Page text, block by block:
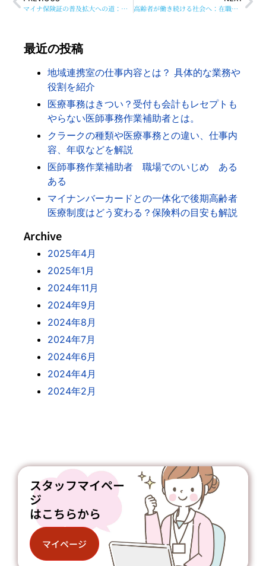
マイナ保険証の普及拡大への道：現場からの視点と課題 高齢者が働き続ける社会へ：在職老齢年金制度の見直しと高齢社会対策
最近の投稿
地域連携室の仕事内容とは？ 具体的な業務や
役割を紹介
医療事務はきつい？受付も会計もレセプトも
やらない医師事務作業補助者とは。
クラークの種類や医療事務との違い、仕事内
容、年収などを解説
医師事務作業補助者 職場でのいじめ ある
ある
マイナンバーカードとの一体化で後期高齢者
医療制度はどう変わる？保険料の目安も解説
Archive
2025年4月
2025年1月
2024年11月
2024年9月
2024年8月
2024年7月
2024年6月
2024年4月
2024年2月
スタッフマイペー
ジ
はこちらから
マイページ